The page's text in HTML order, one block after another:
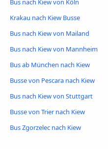
Bus nach Kiew von Köln
Krakau nach Kiew Busse
Bus nach Kiew von Mailand
Bus nach Kiew von Mannheim
Bus ab München nach Kiew
Busse von Pescara nach Kiew
Bus nach Kiew von Stuttgart
Busse von Trier nach Kiew
Bus Zgorzelec nach Kiew